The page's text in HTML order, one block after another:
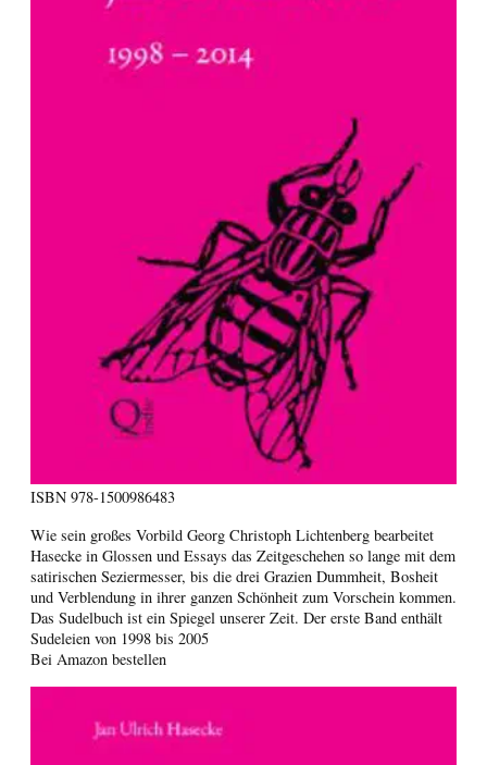
ISBN 978-1500986483
Wie sein großes Vorbild Georg Christoph Lichtenberg bearbeitet
Hasecke in Glossen und Essays das Zeitgeschehen so lange mit dem
satirischen Seziermesser, bis die drei Grazien Dummheit, Bosheit
und Verblendung in ihrer ganzen Schönheit zum Vorschein kommen.
Das Sudelbuch ist ein Spiegel unserer Zeit. Der erste Band enthält
Sudeleien von 1998 bis 2005
Bei Amazon bestellen